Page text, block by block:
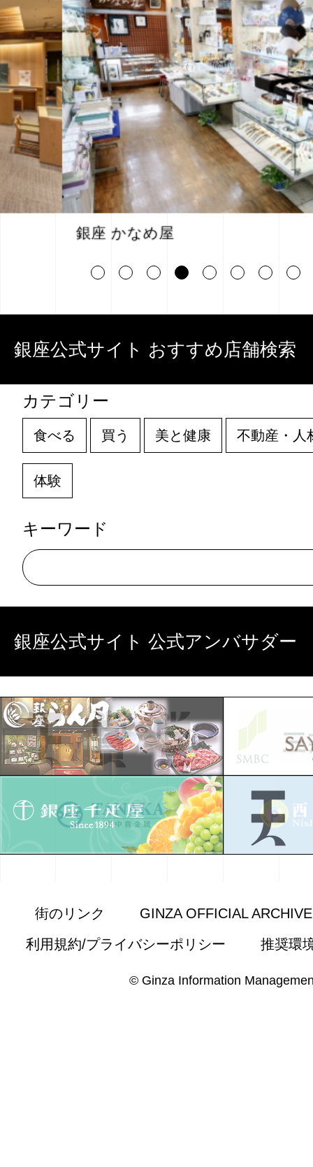
銀座 かなめ屋
銀座公式サイト おすすめ店舗検索
カテゴリー
食べる 買う 美と健康 不動産・人
体験
キーワード
銀座公式サイト 公式アンバサダー
街のリンク
GINZA OFFICIAL
利用規約/プライバシーポリシー
推奨環
© Ginza Information